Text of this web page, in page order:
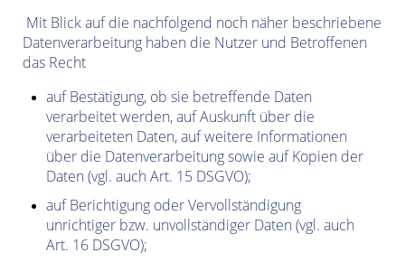
Mit Blick auf die nachfolgend noch näher beschriebene
Datenverarbeitung haben die Nutzer und Betroffenen
das Recht
auf Bestätigung, ob sie betreffende Daten
verarbeitet werden, auf Auskunft über die
verarbeiteten Daten, auf weitere Informationen
über die Datenverarbeitung sowie auf Kopien der
Daten (vgl. auch Art. 15 DSGVO);
auf Berichtigung oder Vervollständigung
unrichtiger bzw. unvollständiger Daten (vgl. auch
Art. 16 DSGVO);